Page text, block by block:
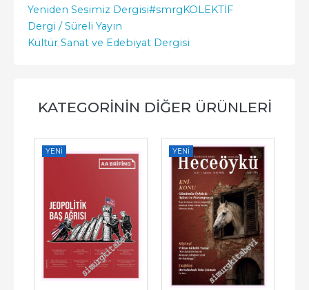
Yeniden Sesimiz Dergisi#smrgKOLEKTİF
Dergi / Süreli Yayın
Kültür Sanat ve Edebiyat Dergisi
KATEGORININ DIĞER ÜRÜNLERI
YENI YENI